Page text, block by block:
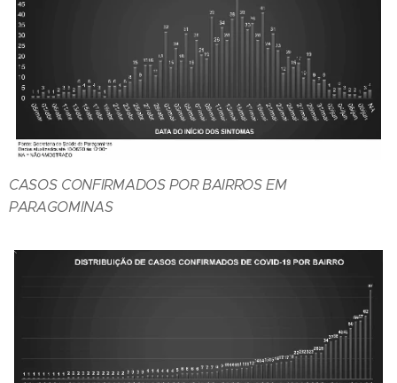
CASOS CONFIRMADOS POR BAIRROS EM
PARAGOMINAS